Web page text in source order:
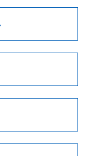
Cr(VI)
式承認
ンス
KR型式
（韓国
No
合状況ページへ
ご検索ください